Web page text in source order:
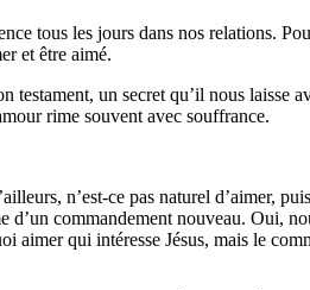
tous les jours dans nos relations.
et être aimé.
testament, un secret qu’il nous
rime souvent avec souffrance.
n’est-ce pas naturel d’aimer,
d’un commandement nouveau. Oui,
aimer qui intéresse Jésus, mais le